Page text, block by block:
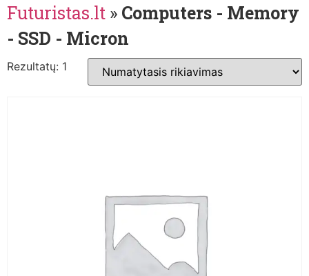
Futuristas.lt » Computers - Memory
- SSD - Micron
Rezultatų: 1